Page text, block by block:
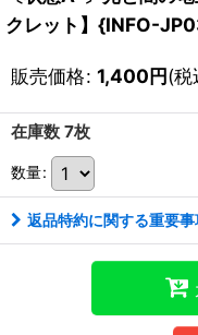
クレット】{INFO-
販売価格: 1,400円(税
在庫数 7枚
数量:
返品特約に関する重要事